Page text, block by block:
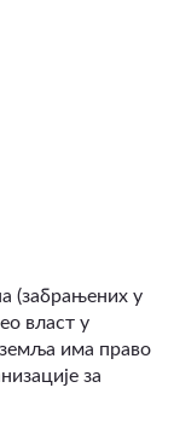
(забрањених у
власт у
има право
за